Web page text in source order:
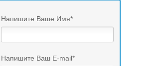
Напишите Ваше Имя*
Напишите Ваш E-mail*